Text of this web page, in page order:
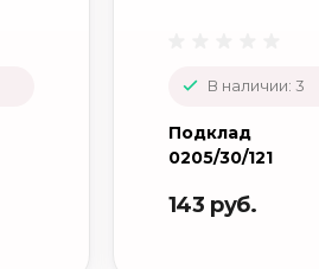
В наличии: 3
Подклад
0205/30/121
143 руб.